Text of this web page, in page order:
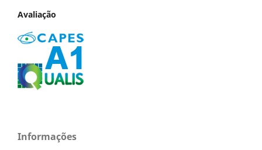
Avaliação
Informações